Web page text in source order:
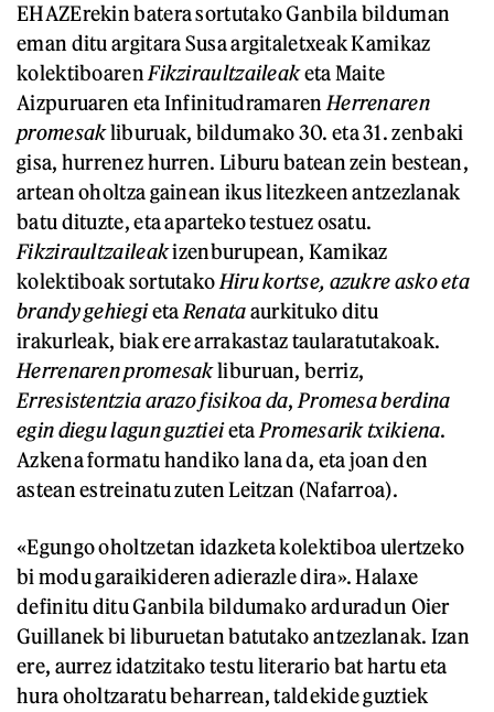
EHAZErekin batera sortutako Ganbila bilduman
eman ditu argitara Susa argitaletxeak Kamikaz
kolektiboaren Fikziraultzaileaketa Maite
Aizpuruaren eta Infinitudramaren Herrenaren
promesakliburuak, bildumako 30. eta 31. zenbaki
gisa, hurrenez hurren. Liburu batean zein bestean,
artean oholtza gainean ikus litezkeen antzezlanak
batu dituzte, eta aparteko testuez osatu.
Fikziraultzaileakizenburupean, Kamikaz
kolektiboak sortutako Hiru kortse, azukre asko eta
brandy gehiegieta Renataaurkituko ditu
irakurleak, biak ere arrakastaz taularatutakoak.
Herrenaren promesakliburuan, berriz,
Erresistentzia arazo fisikoa da, Promesa berdina
egin diegu lagun guztieieta Promesarik txikiena.
Azkena formatu handiko lana da, eta joan den
astean estreinatu zuten Leitzan (Nafarroa).
«Egungo oholtzetan idazketa kolektiboa ulertzeko
bi modu garaikideren adierazle dira». Halaxe
definitu ditu Ganbila bildumako arduradun Oier
Guillanek bi liburuetan batutako antzezlanak. Izan
ere, aurrez idatzitako testu literario bat hartu eta
hura oholtzaratu beharrean, taldekide guztiek